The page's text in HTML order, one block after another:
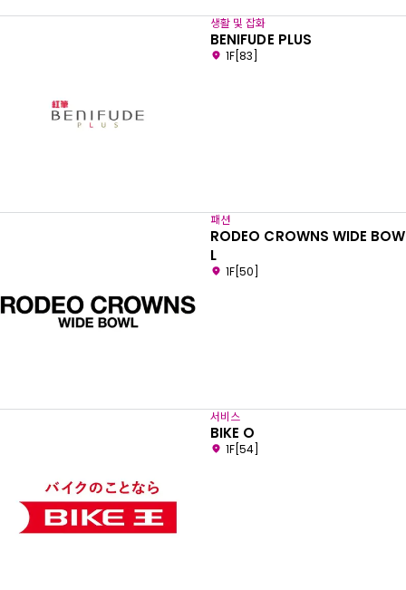
생활 및 잡화
BENIFUDE PLUS
1F[83]
패션
RODEO CROWNS WIDE BOW
L
1F[50]
서비스
BIKE O
1F[54]